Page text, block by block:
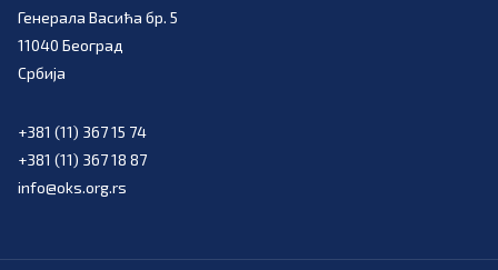
Генерала Васића бр. 5
11040 Београд
Србија
+381 (11) 367 15 74
+381 (11) 367 18 87
info@oks.org.rs